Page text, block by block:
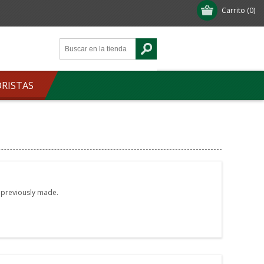
Carrito (0)
made.